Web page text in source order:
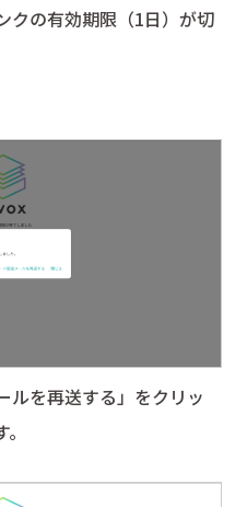
クの有効期限（1日）が切
ルを再送する」をクリッ